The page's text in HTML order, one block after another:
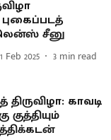
சீனு
Feb 2025 3 min read
திருவிழா: காவடி
குத்தியும்